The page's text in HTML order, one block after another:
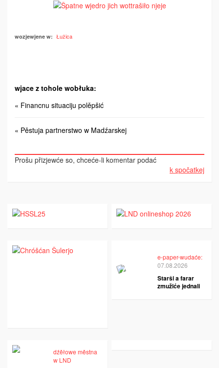
wozjewjene w: Łužica
wjace z tohole wobłuka:
« Financnu situaciju polěpšić
« Pěstuja partnerstwo w Madźarskej
Prošu přizjewće so, chceće-li komentar podać
k spočatkej
e-paper-wudaće:
07.08.2026
Starši a farar
zmužiće jednali
dźěłowe městna
w LND